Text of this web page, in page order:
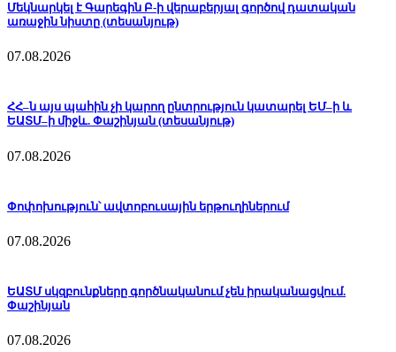
Մեկնարկել է Գարեգին Բ-ի վերաբերյալ գործով դատական
առաջին նիստը (տեսանյութ)
07.08.2026
ՀՀ–ն այս պահին չի կարող ընտրություն կատարել ԵՄ–ի և
ԵԱՏՄ–ի միջև. Փաշինյան (տեսանյութ)
07.08.2026
Փոփոխություն՝ ավտոբուսային երթուղիներում
07.08.2026
ԵԱՏՄ սկզբունքները գործնականում չեն իրականացվում.
Փաշինյան
07.08.2026